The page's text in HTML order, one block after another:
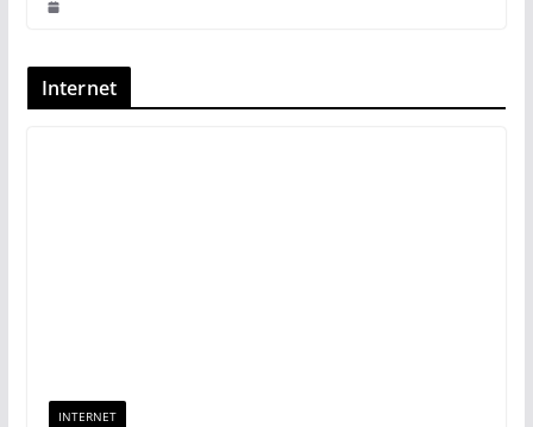
Internet
INTERNET